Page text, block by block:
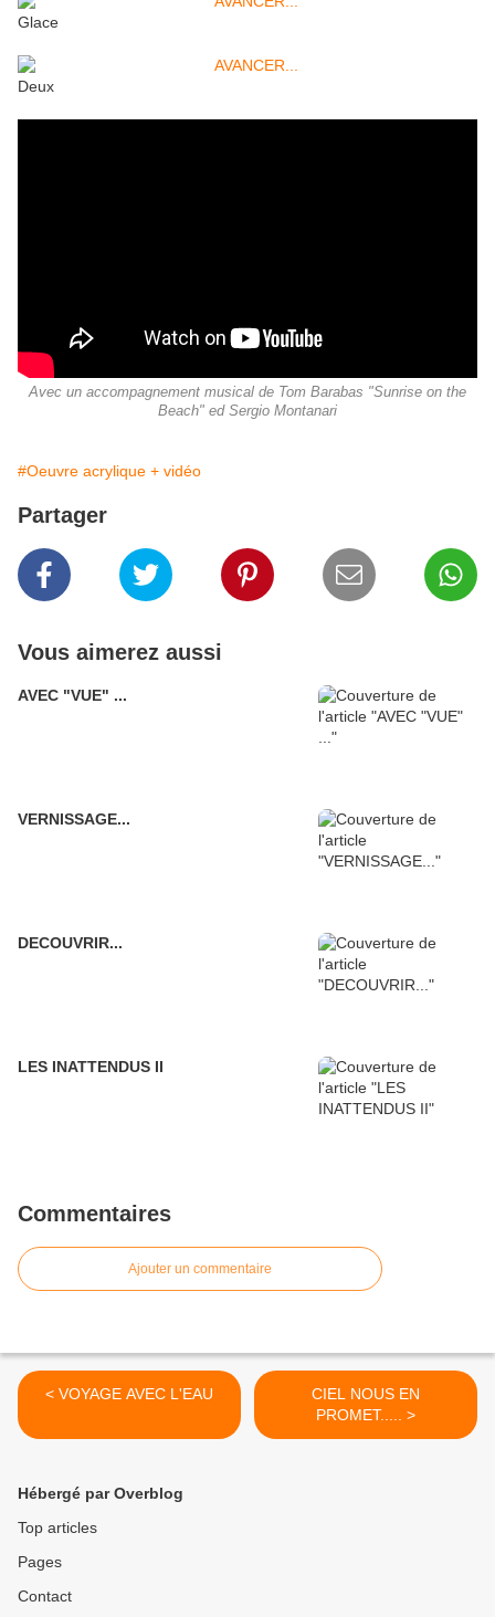
Glace
Deux
Avec un accompagnement musical de Tom Barabas "Sunrise on the
Beach" ed Sergio Montanari
#Oeuvre acrylique + vidéo
Partager
Vous aimerez aussi
AVEC "VUE" ...
VERNISSAGE...
DECOUVRIR...
LES INATTENDUS II
Commentaires
Ajouter un commentaire
< VOYAGE AVEC L'EAU
CIEL NOUS EN
PROMET..... >
Hébergé par Overblog
Top articles
Pages
Contact